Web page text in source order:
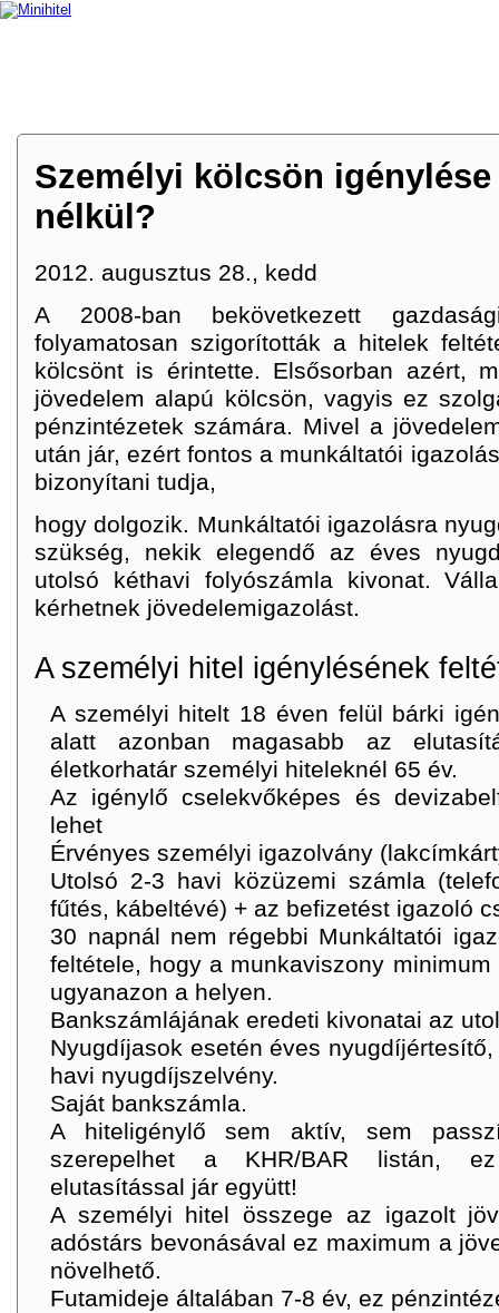
Személyi kölcsön
nélkül?
2012. augusztus 28., kedd
A 2008-ban bekövetkezett
folyamatosan szigorították a hitelek
kölcsönt is érintette. Elsősorban azért,
jövedelem alapú kölcsön, vagyis ez
pénzintézetek számára. Mivel a
után jár, ezért fontos a munkáltatói
bizonyítani tudja,
hogy dolgozik. Munkáltatói igazolásra
szükség, nekik elegendő az éves
utolsó kéthavi folyószámla kivonat.
kérhetnek jövedelemigazolást.
A személyi hitel igénylésének
A személyi hitelt 18 éven felül bárki
alatt azonban magasabb az
életkorhatár személyi hiteleknél 65 év.
Az igénylő cselekvőképes és
lehet
Érvényes személyi igazolvány
Utolsó 2-3 havi közüzemi számla
fűtés, kábeltévé) + az befizetést igazoló
30 napnál nem régebbi Munkáltatói
feltétele, hogy a munkaviszony
ugyanazon a helyen.
Bankszámlájának eredeti kivonatai az
Nyugdíjasok esetén éves
havi nyugdíjszelvény.
Saját bankszámla.
A hiteligénylő sem aktív, sem
szerepelhet a KHR/BAR listán,
elutasítással jár együtt!
A személyi hitel összege az igazolt
adóstárs bevonásával ez maximum a
növelhető.
Futamideje általában 7-8 év, ez